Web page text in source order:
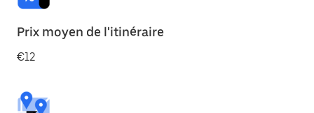
Prix moyen de l'itinéraire
€12